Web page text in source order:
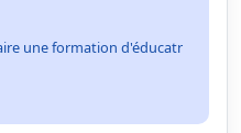
une formation d'éducatr